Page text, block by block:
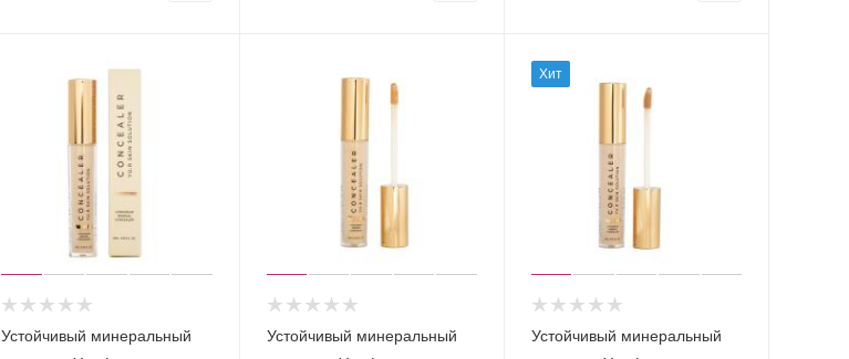
Устойчивый минеральный
Устойчивый минеральный
Хит
Устойчивый минеральный